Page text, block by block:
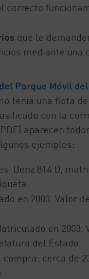
correcto
que le
mediante una
Parque Móvil
tenía una flota
con la
aparecen
ejemplos:
Benz 814 D,
en 2003. Valor
en 2003.
del Estado.
cerca de